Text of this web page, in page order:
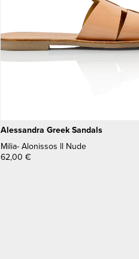
Alessandra Greek Sandals
Milia- Alonissos ll Nude
62,00 €